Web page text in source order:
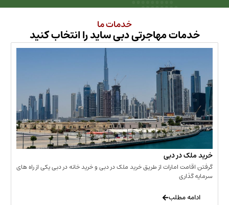
مهاجرتی دبی ساید را انتخاب کنید
در دبی
امارات از طریق خرید ملک در دبی و خرید خانه در دبی یکی از راه های